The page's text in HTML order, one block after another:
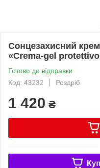
Сонцезахисний
«Crema-gel
Готово до відправки
Код: 43232
Роздріб
1 420 ₴